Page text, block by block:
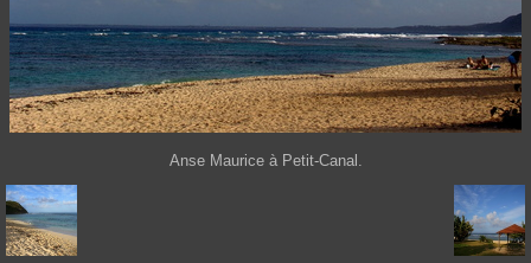
Anse Maurice à Petit-Canal.